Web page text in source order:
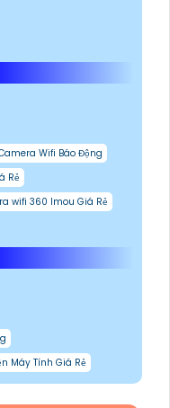
Wifi Báo Động
Rẻ
wifi 360 Imou Giá Rẻ
Máy Tính Giá Rẻ